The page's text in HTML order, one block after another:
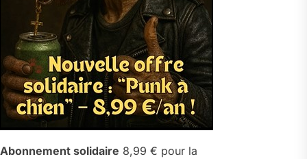
Abonnement solidaire 8,99 € pour la